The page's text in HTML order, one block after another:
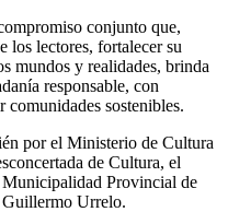
conjunto que,
los lectores, fortalecer su
mundos y realidades, brinda
responsable, con
comunidades sostenibles.
por el Ministerio de Cultura
de Cultura, el
Provincial de
Urrelo.